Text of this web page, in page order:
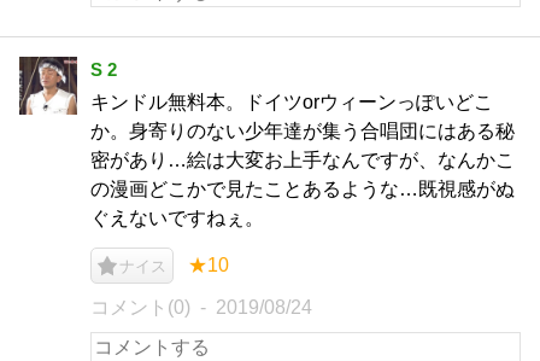
S 2
キンドル無料本。ドイツorウィーンっぽいどこ
か。身寄りのない少年達が集う合唱団にはある秘
密があり…絵は大変お上手なんですが、なんかこ
の漫画どこかで見たことあるような…既視感がぬ
ぐえないですねぇ。
ナイス ★10
コメント(0) 2019/08/24